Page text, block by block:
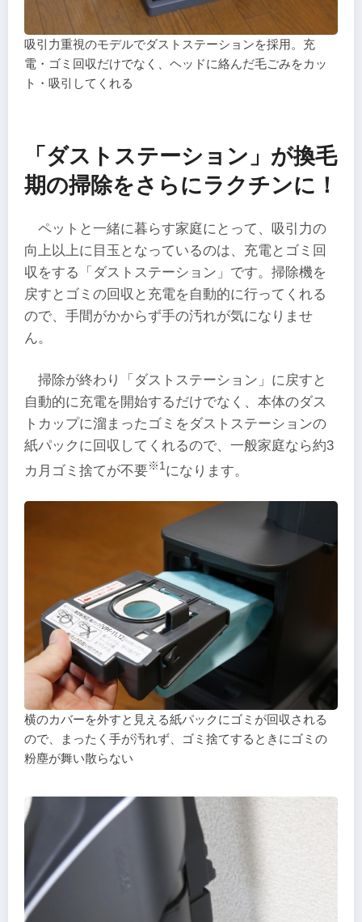
吸引力重視のモデルでダストステーションを採用。充
電・ゴミ回収だけでなく、ヘッドに絡んだ毛ごみをカッ
ト・吸引してくれる
「ダストステーション」が換毛
期の掃除をさらにラクチンに！
ペットと一緒に暮らす家庭にとって、吸引力の
向上以上に目玉となっているのは、充電とゴミ回
収をする「ダストステーション」です。掃除機を
戻すとゴミの回収と充電を自動的に行ってくれる
ので、手間がかからず手の汚れが気になりませ
ん。
掃除が終わり「ダストステーション」に戻すと
自動的に充電を開始するだけでなく、本体のダス
トカップに溜まったゴミをダストステーションの
紙パックに回収してくれるので、一般家庭なら約3
カ月ゴミ捨てが不要※1 になります。
横のカバーを外すと見える紙パックにゴミが回収される
ので、まったく手が汚れず、ゴミ捨てするときにゴミの
粉塵が舞い散らない